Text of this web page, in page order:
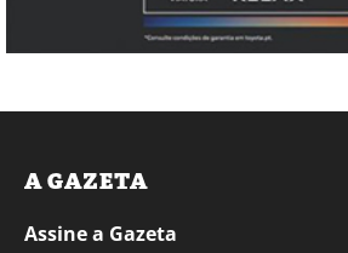
A GAZETA
Assine a Gazeta